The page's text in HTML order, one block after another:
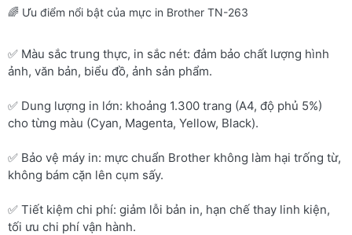
🌈 Ưu điểm nổi bật của mực in Brother TN-263
✅ Màu sắc trung thực, in sắc nét: đảm bảo chất lượng hình
ảnh, văn bản, biểu đồ, ảnh sản phẩm.
✅ Dung lượng in lớn: khoảng 1.300 trang (A4, độ phủ 5%)
cho từng màu (Cyan, Magenta, Yellow, Black).
✅ Bảo vệ máy in: mực chuẩn Brother không làm hại trống từ,
không bám cặn lên cụm sấy.
✅ Tiết kiệm chi phí: giảm lỗi bản in, hạn chế thay linh kiện,
tối ưu chi phí vận hành.